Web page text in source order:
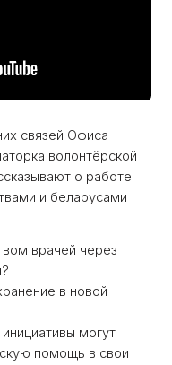
связей Офиса
волонтёрской
о работе
и беларусами
врачей через
в новой
могут
помощь в свои